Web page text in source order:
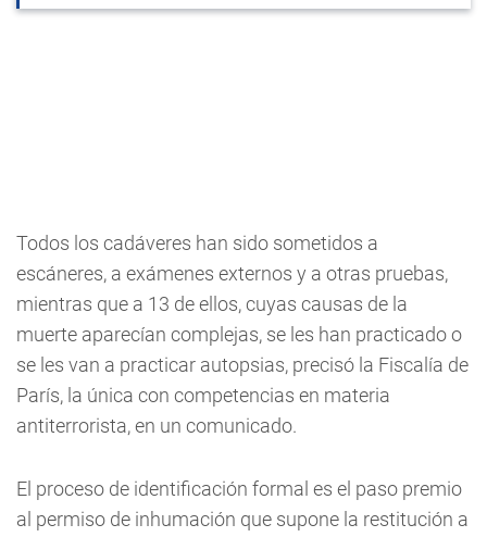
Todos los cadáveres han sido sometidos a
escáneres, a exámenes externos y a otras pruebas,
mientras que a 13 de ellos, cuyas causas de la
muerte aparecían complejas, se les han practicado o
se les van a practicar autopsias, precisó la Fiscalía de
París, la única con competencias en materia
antiterrorista, en un comunicado.
El proceso de identificación formal es el paso premio
al permiso de inhumación que supone la restitución a